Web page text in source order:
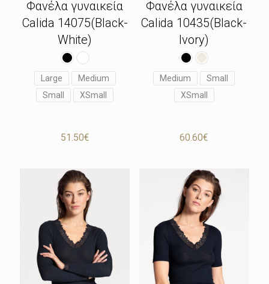
Φανέλα γυναικεία
Calida 14075(Black-
White)
Large
Medium
Small
XSmall
51.50€
Φανέλα γυναικεία
Calida 10435(Black-
Ivory)
Medium
Small
XSmall
60.60€